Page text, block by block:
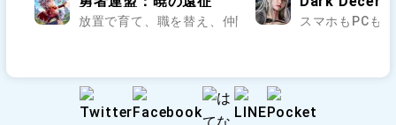
放置で育て、職を替え、仲間と暁のレイドへ..
スマホもPCも